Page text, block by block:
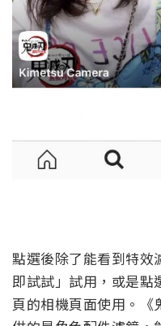
點選後除了能看到特效
即試試」試用，或是點
頁的相機頁面使用。《